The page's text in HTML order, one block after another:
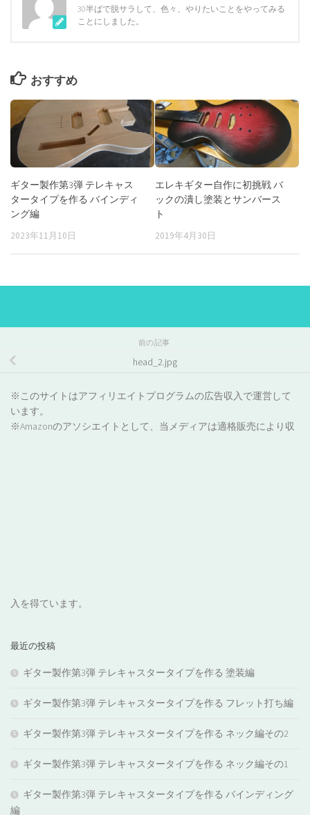
30半ばで脱サラして、色々、やりたいことをやってみる
ことにしました。
おすすめ
ギター製作第3弾 テレキャス
タータイプを作る バインディ
ング編
2023年11月10日
エレキギター自作に初挑戦 バ
ックの潰し塗装とサンバース
ト
2019年4月30日
前の記事
head_2.jpg
※このサイトはアフィリエイトプログラムの広告収入で運営して
います。
※Amazonのアソシエイトとして、当メディアは適格販売により収
入を得ています。
最近の投稿
ギター製作第3弾 テレキャスタータイプを作る 塗装編
ギター製作第3弾 テレキャスタータイプを作る フレット打ち編
ギター製作第3弾 テレキャスタータイプを作る ネック編その2
ギター製作第3弾 テレキャスタータイプを作る ネック編その1
ギター製作第3弾 テレキャスタータイプを作る バインディング
編